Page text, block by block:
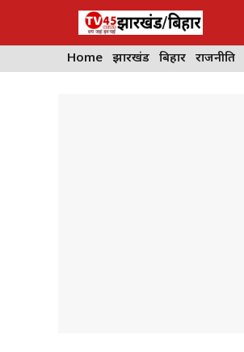
content
Home झारखंड बिहार राजनीति